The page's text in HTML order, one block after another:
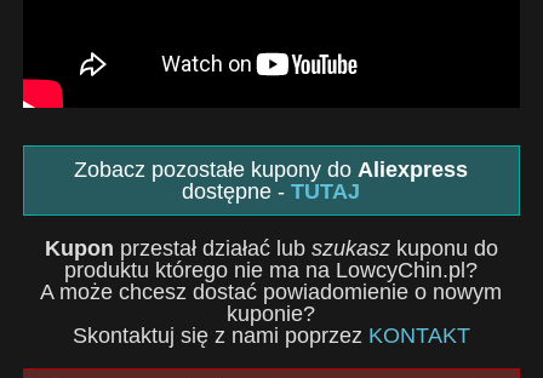
Zobacz pozostałe kupony do Aliexpress
dostępne -TUTAJ
Kupon przestał działać lub szukaszkuponu do
produktu którego nie ma na LowcyChin.pl?
A może chcesz dostać powiadomienie o nowym
kuponie?
Skontaktuj się z nami poprzez KONTAKT